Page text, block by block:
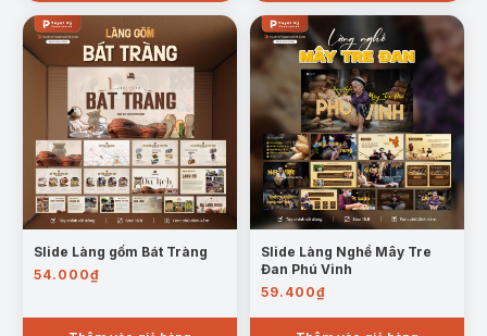
Slide Làng gốm Bát Tràng
54.000₫
Slide Làng Nghề Mây Tre
Đan Phú Vinh
59.400₫